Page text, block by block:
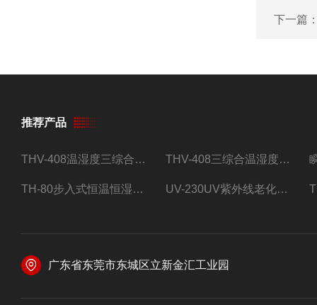
下一篇
推荐产品
THV-408温湿度三综合试验箱 THV-408三综合温湿度振动试验箱
TH-80步入式恒温恒湿试验房 UV-230UV紫外线老化试验箱
广东省东莞市东城区立新金汇工业园